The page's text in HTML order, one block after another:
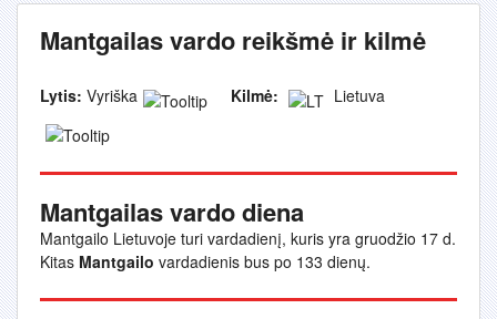
Mantgailas vardo reikšmė ir kilmė
Lytis: Vyriška Kilmė: Lietuva
Mantgailas vardo diena
Mantgailo Lietuvoje turi vardadienį, kuris yra gruodžio 17 d.
Kitas Mantgailo vardadienis bus po 133 dienų.